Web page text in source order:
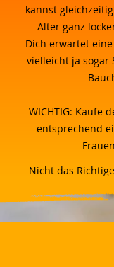
kannst
Alter ganz
Dich erwartet
vielleicht ja sogar
WICHTIG: Kaufe
entsprechend
Nicht das